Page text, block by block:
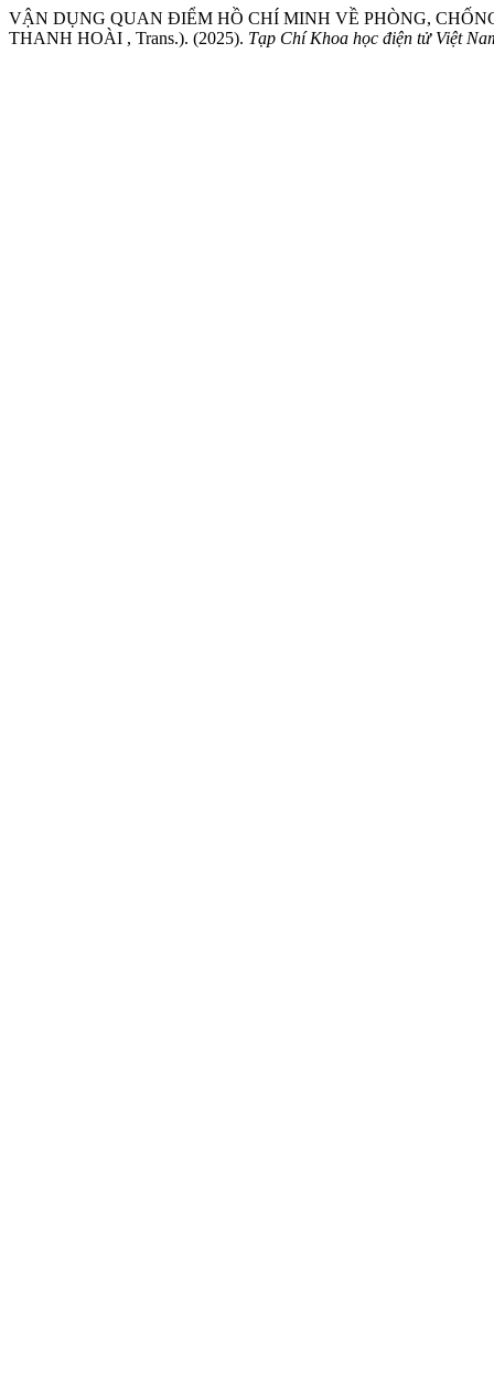
VẬN DỤNG QUAN ĐIỂM HỒ CHÍ MINH VỀ PHÒNG,
THANH HOÀI , Trans.). (2025). Tạp Chí Khoa học điện tử Việt